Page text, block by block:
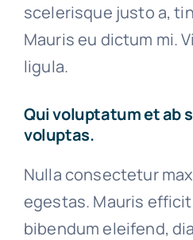
scelerisque justo a,
Mauris eu dictum mi.
ligula.
Qui voluptatum et ab
voluptas.
Nulla consectetur
egestas. Mauris
bibendum eleifend,